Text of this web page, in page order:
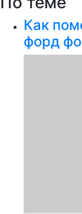
Как
форд